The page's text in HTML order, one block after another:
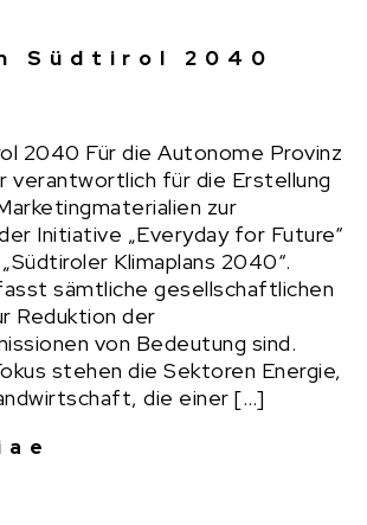
Südtirol 2040
2040 Für die Autonome Provinz
verantwortlich für die Erstellung
zur
Initiative „Everyday for Future“
Klimaplans 2040“.
sämtliche gesellschaftlichen
Reduktion der
von Bedeutung sind.
stehen die Sektoren Energie,
die einer […]